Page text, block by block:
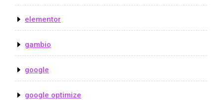
elementor
gambio
google
google optimize